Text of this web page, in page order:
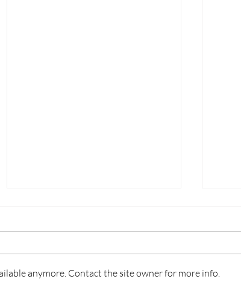
anymore. Contact the site owner for more info.